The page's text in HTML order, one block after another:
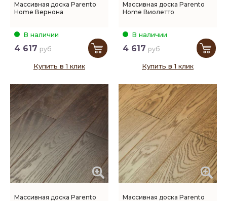
Массивная доска Parento
Home Вернона
В наличии
4 617 руб
Купить в 1 клик
Массивная доска Parento
Home Виолетто
В наличии
4 617 руб
Купить в 1 клик
Массивная доска Parento Массивная доска Parento